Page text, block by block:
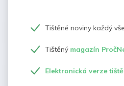
Tištěné noviny každý
Tištěný magazín
Elektronická verze